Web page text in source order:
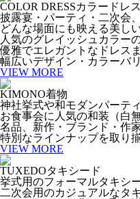
COLOR DRESSカラードレス
披露宴・パーティ・二次会、
どんな場面にも映える美し
人気のグレイッシュカラー
優雅でエレガントなドレスま
幅広いデザイン・カラーバ
VIEW MORE
KIMONO着物
神社挙式や和モダンパーティ
お食事会に人気の和装（白
名品、新作・ブランド・作
特別なラインナップを取り
VIEW MORE
TUXEDOタキシード
挙式用のフォーマルタキシ
二次会用のカジュアルなタ